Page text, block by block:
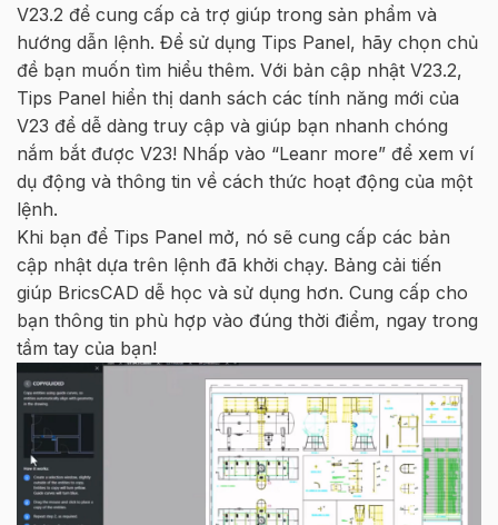
V23.2 để cung cấp cả trợ giúp trong sản phẩm và
hướng dẫn lệnh. Để sử dụng Tips Panel, hãy chọn chủ
đề bạn muốn tìm hiểu thêm. Với bản cập nhật V23.2,
Tips Panel hiển thị danh sách các tính năng mới của
V23 để dễ dàng truy cập và giúp bạn nhanh chóng
nắm bắt được V23! Nhấp vào “Leanr more” để xem ví
dụ động và thông tin về cách thức hoạt động của một
lệnh.
Khi bạn để Tips Panel mở, nó sẽ cung cấp các bản
cập nhật dựa trên lệnh đã khởi chạy. Bảng cải tiến
giúp BricsCAD dễ học và sử dụng hơn. Cung cấp cho
bạn thông tin phù hợp vào đúng thời điểm, ngay trong
tầm tay của bạn!